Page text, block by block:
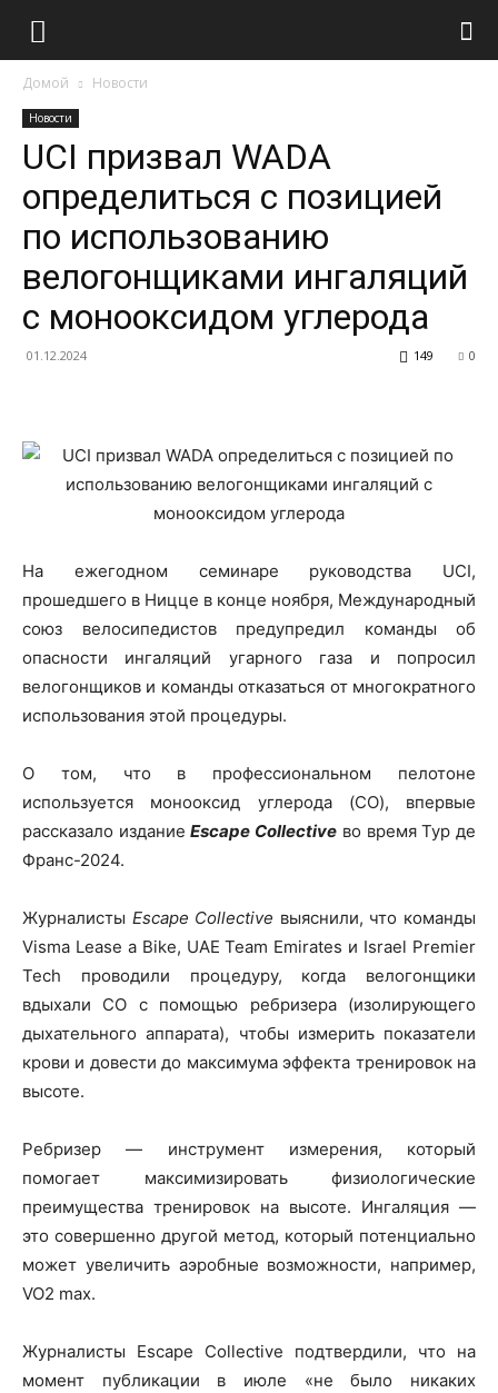
Домой Новости
Новости
UCI призвал WADA
определиться с позицией
по использованию
велогонщиками ингаляций
с монооксидом углерода
01.12.2024 0
149
На ежегодном семинаре руководства UCI,
прошедшего в Ницце в конце ноября, Международный
союз велосипедистов предупредил команды об
опасности ингаляций угарного газа и попросил
велогонщиков и команды отказаться от многократного
использования этой процедуры.
О том, что в профессиональном пелотоне
используется монооксид углерода (CO), впервые
рассказало изданиеEscape Collective во время Тур де
Франс-2024.
Журналисты Escape Collective выяснили, что команды
Visma Lease a Bike, UAE Team Emirates и Israel Premier
Tech проводили процедуру, когда велогонщики
вдыхали СО с помощью ребризера (изолирующего
дыхательного аппарата), чтобы измерить показатели
крови и довести до максимума эффекта тренировок на
высоте.
Ребризер — инструмент измерения, который
помогает максимизировать физиологические
преимущества тренировок на высоте. Ингаляция —
это совершенно другой метод, который потенциально
может увеличить аэробные возможности, например,
VO2 max.
Журналисты Escape Collective подтвердили, что на
момент публикации в июле «не было никаких